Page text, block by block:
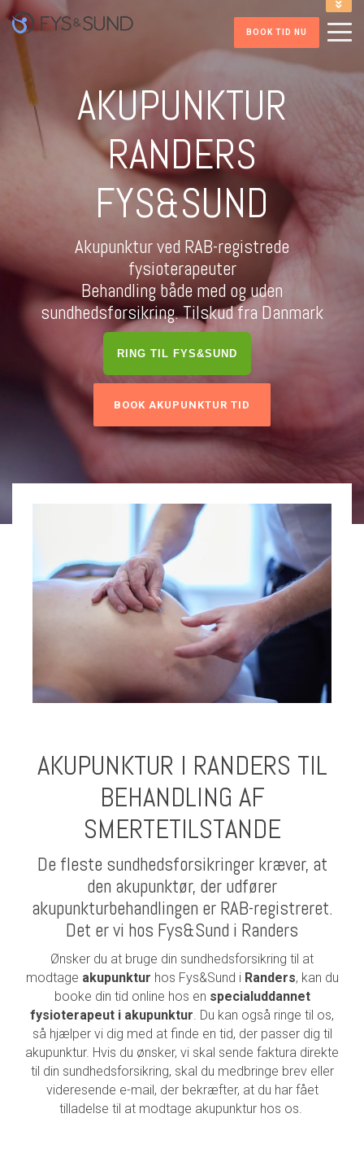
INFORMATION VED TIDSBOOKNING
RING PÅ 86 41 52 32
HENT FITNESS APP
BOOK TID NU
AKUPUNKTUR
RANDERS
FYS&SUND
Akupunktur ved RAB-registrede
fysioterapeuter
Behandling både med og uden
sundhedsforsikring. Tilskud fra Danmark
RING TIL FYS&SUND
BOOK AKUPUNKTUR TID
AKUPUNKTUR I RANDERS TIL
BEHANDLING AF
SMERTETILSTANDE
De fleste sundhedsforsikringer kræver, at
den akupunktør, der udfører
akupunkturbehandlingen er RAB-registreret.
Det er vi hos Fys&Sund i Randers
Ønsker du at bruge din sundhedsforsikring til at
modtage akupunktur hos Fys&Sund i Randers, kan du
booke din tid online hos en specialuddannet
fysioterapeut i akupunktur . Du kan også ringe til os,
så hjælper vi dig med at finde en tid, der passer dig til
akupunktur. Hvis du ønsker, vi skal sende faktura direkte
til din sundhedsforsikring, skal du medbringe brev eller
videresende e-mail, der bekræfter, at du har fået
tilladelse til at modtage akupunktur hos os.